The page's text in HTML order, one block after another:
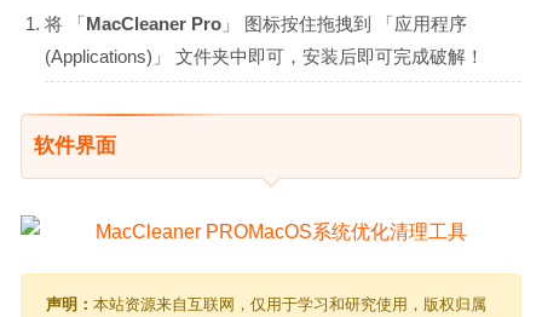
将 「MacCleaner Pro 」 图标按住拖拽到 「应用程序
(Applications)」 文件夹中即可，安装后即可完成破解！
软件界面
声明： 本站资源来自互联网，仅用于学习和研究使用，版权归属